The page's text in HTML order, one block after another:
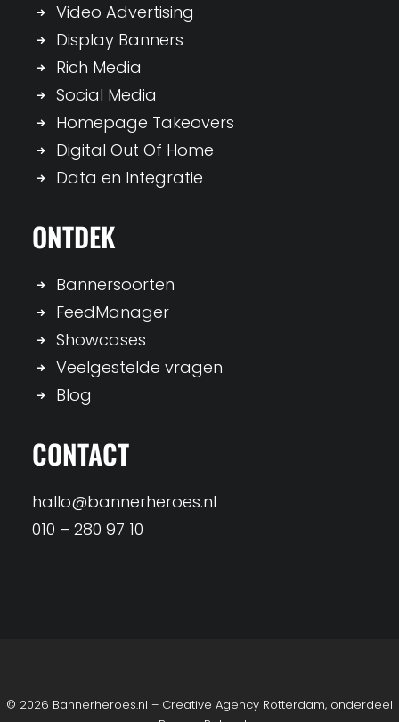
Video Advertising
Display Banners
Rich Media
Social Media
Homepage Takeovers
Digital Out Of Home
Data en Integratie
ONTDEK
Bannersoorten
FeedManager
Showcases
Veelgestelde vragen
Blog
CONTACT
hallo@bannerheroes.nl
010 – 280 97 10
© 2026 Bannerheroes.nl – Creative Agency Rotterdam, onderdeel